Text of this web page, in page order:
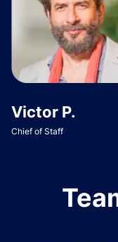
Victor P.
Chief of Staff